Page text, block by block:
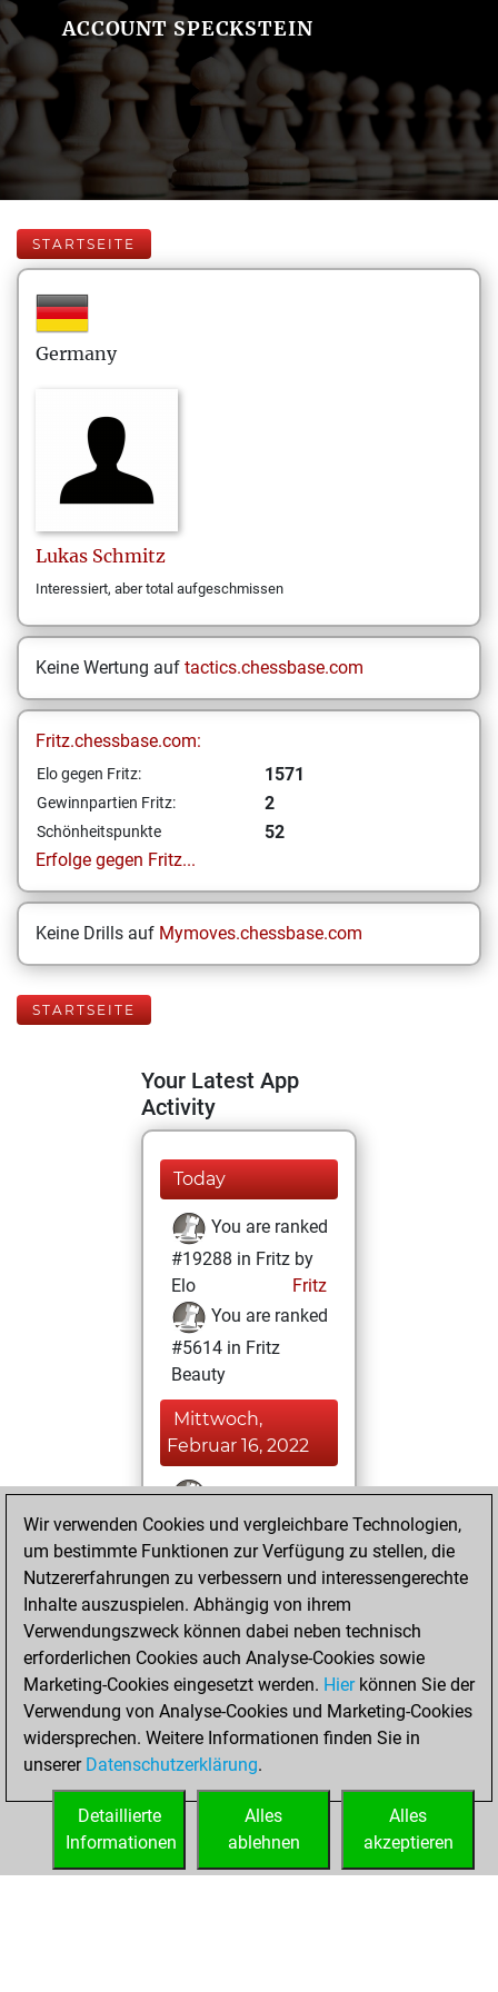
ACCOUNT SPECKSTEIN
STARTSEITE
Germany
Lukas Schmitz
Interessiert, aber total aufgeschmissen
Keine Wertung auf tactics.chessbase.com
Fritz.chessbase.com:
Elo gegen Fritz: 1571
Gewinnpartien Fritz: 2
Schönheitspunkte
52
Erfolge gegen Fritz...
Keine Drills auf Mymoves.chessbase.com
STARTSEITE
Your Latest App
Activity
Today
You are ranked
#19288 in Fritz by
Elo
Fritz
You are ranked
#5614 in Fritz
Beauty
Mittwoch,
Februar 16, 2022
You won
against Fritz
Fritz
You achieved a
BeautyScore of 52
You achieved a
new Elo of 1571
Mittwoch,
Dezember 15, 2021
You created
your Fritz account
Wir verwenden Cookies und vergleichbare Technologien,
um bestimmte Funktionen zur Verfügung zu stellen, die
Nutzererfahrungen zu verbessern und interessengerechte
Inhalte auszuspielen. Abhängig von ihrem
Verwendungszweck können dabei neben technisch
erforderlichen Cookies auch Analyse-Cookies sowie
Marketing-Cookies eingesetzt werden. Hierkönnen Sie der
Verwendung von Analyse-Cookies und Marketing-Cookies
widersprechen. Weitere Informationen finden Sie in
unserer Datenschutzerklärung.
Alles
akzeptieren
Alles
ablehnen
Detaillierte
Informationen